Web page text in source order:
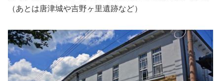
（あとは唐津城や吉野ヶ里遺跡など）